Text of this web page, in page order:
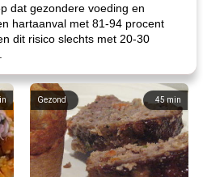
dat gezondere voeding en
hartaanval met 81-94 procent
dit risico slechts met 20-30
45min
Gezond